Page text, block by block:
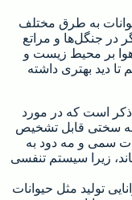
به طرق مختلف
در جنگل‌ها و مراتع
هوا بر محیط زیست و
دید بهتری داشته
ذکر است که در مورد
به سختی قابل تشخیص
سمی و مه دود به
زیرا سیستم تنفسی
تولید مثل حیوانات